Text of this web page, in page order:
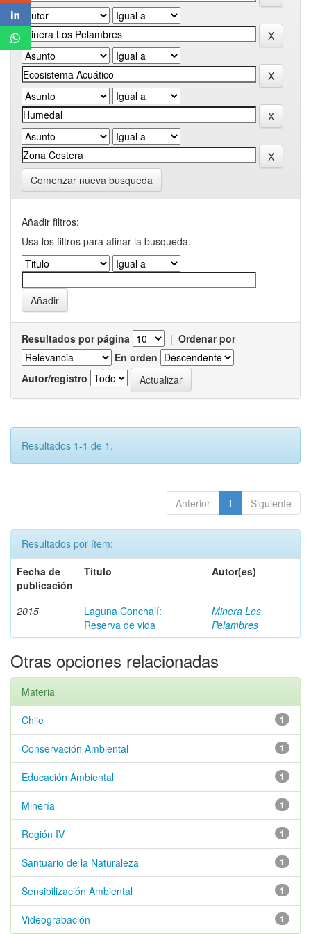
Comenzar nueva busqueda
Añadir filtros:
Usa los filtros para afinar la busqueda.
Resultados por página | Ordenar por
En orden
Autor/registro
Resultados 1-1 de 1.
Anterior 1 Siguiente
Resultados por ítem:
Fecha de
publicación
Título Autor(es)
2015
Laguna Conchalí:
Reserva de vida
Minera Los
Pelambres
Otras opciones relacionadas
Materia
1
Chile
1
Conservación Ambiental
1
Educación Ambiental
1
Minería
1
Región IV
1
Santuario de la Naturaleza
1
Sensibilización Ambiental
1
Videograbación